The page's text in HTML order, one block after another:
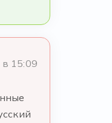
15:09